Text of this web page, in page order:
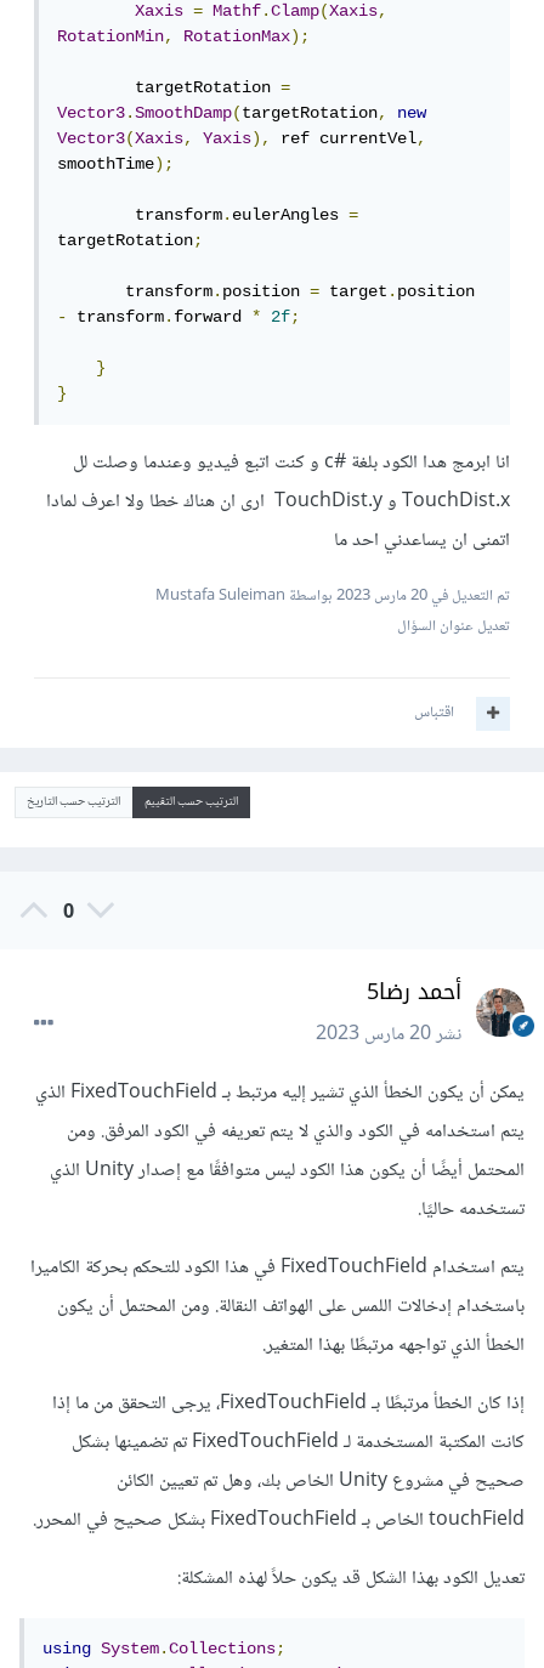
Xaxis
= Mathf.Clamp(Xaxis,
RotationMin, RotationMax);
        targetRotation
=
Vector3.SmoothDamp(targetRotation,
new
Vector3(Xaxis, Yaxis), ref currentVel,
smoothTime);
        transform
.eulerAngles =
targetRotation;
       transform
.position = target.
-
transform.forward * 2f;
}
}
انا ابرمج هدا الكود بلغة #c و كنت اتبع فيديو وعندما وصلت لل
TouchDist.x و TouchDist.y ارى ان هناك خطا ولا اعرف لمادا
اتمنى ان يساعدني احد ما
تم التعديل في20 مارس 2023
بواسطة Mustafa Suleiman
تعديل عنوان السؤال
اقتباس
الترتيب حسب التقييم الترتيب حسب التاريخ
0
أحمد رضا5
نشر20 مارس 2023
يمكن أن يكون الخطأ الذي تشير إليه مرتبط بـ FixedTouchField الذي
يتم استخدامه في الكود والذي لا يتم تعريفه في الكود المرفق. ومن
المحتمل أيضًا أن يكون هذا الكود ليس متوافقًا مع إصدار Unity الذي
تستخدمه حاليًا.
يتم استخدام FixedTouchField في هذا الكود للتحكم بحركة الكاميرا
باستخدام إدخالات اللمس على الهواتف النقالة. ومن المحتمل أن يكون
الخطأ الذي تواجهه مرتبطًا بهذا المتغير.
إذا كان الخطأ مرتبطًا بـ FixedTouchField، يرجى التحقق من ما إذا
كانت المكتبة المستخدمة لـ FixedTouchField تم تضمينها بشكل
صحيح في مشروع Unity الخاص بك، وهل تم تعيين الكائن
touchField الخاص بـ FixedTouchField بشكل صحيح في المحرر.
تعديل الكود بهذا الشكل قد يكون حلاً لهذه المشكلة:
using System.Collections;